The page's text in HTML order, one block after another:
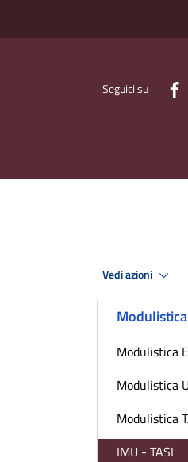
Seguici su
Vedi azioni
Modulistica
Modulistica
Modulistica
Modulistica
IMU - TASI